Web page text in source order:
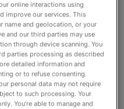
online interactions using
improve our services. This
name and geolocation, or your
and our third parties may use
through device scanning. You
parties processing as described
detailed information and
or to refuse consenting.
personal data may not require
to such processing. Your
You’re able to manage and